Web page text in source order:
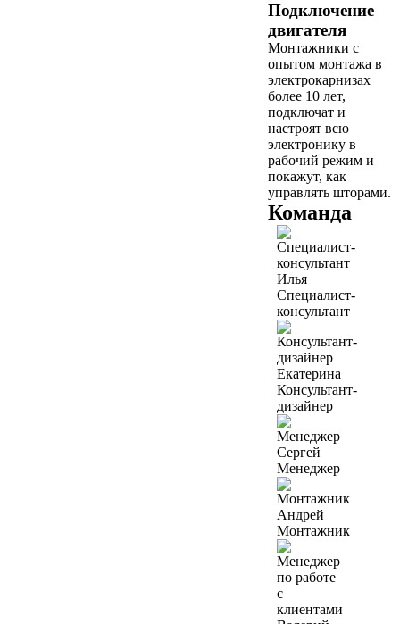
Подключение
двигателя
Монтажники с
опытом монтажа в
электрокарнизах
более 10 лет,
подключат и
настроят всю
электронику в
рабочий режим и
покажут, как
управлять шторами.
Команда
Илья
Специалист-
консультант
Екатерина
Консультант-
дизайнер
Сергей
Менеджер
Андрей
Монтажник